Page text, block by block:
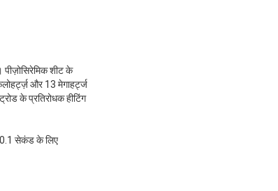
शीट के
और 13 मेगाहर्ट्ज
के प्रतिरोधक हीटिंग
0.1 सेकंड के लिए